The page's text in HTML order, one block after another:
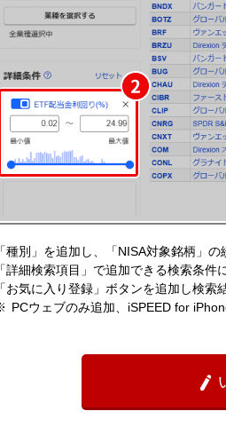
「種別」を追加し、「NISA対象銘柄」
「詳細検索項目」で追加できる検索条
「お気に入り登録」ボタンを追加し検
PCウェブのみ追加、iSPEED for
